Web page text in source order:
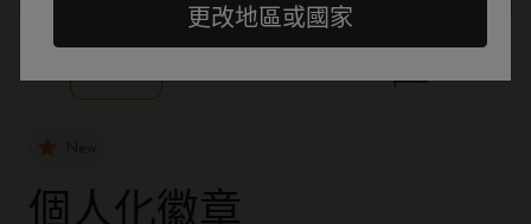
個人化徽章
更改地區或國家